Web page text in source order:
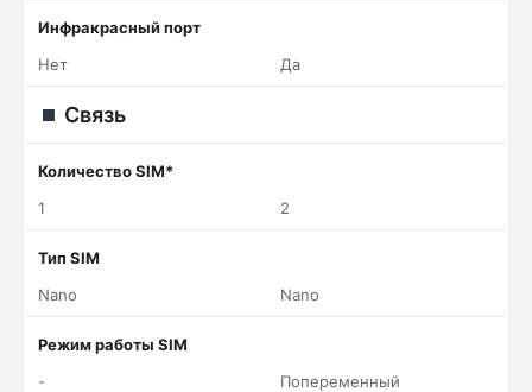
Инфракрасный порт
Нет
Да
Связь
Количество SIM*
1
2
Тип SIM
Nano
Nano
Режим работы SIM
-
Попеременный